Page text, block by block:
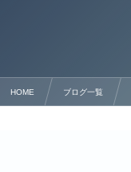
HOME ブログ一覧